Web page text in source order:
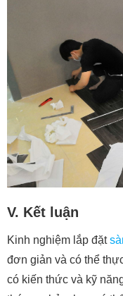
V. Kết luận
Kinh nghiệm lắp đặt
đơn giản và có thể
có kiến thức và kỹ